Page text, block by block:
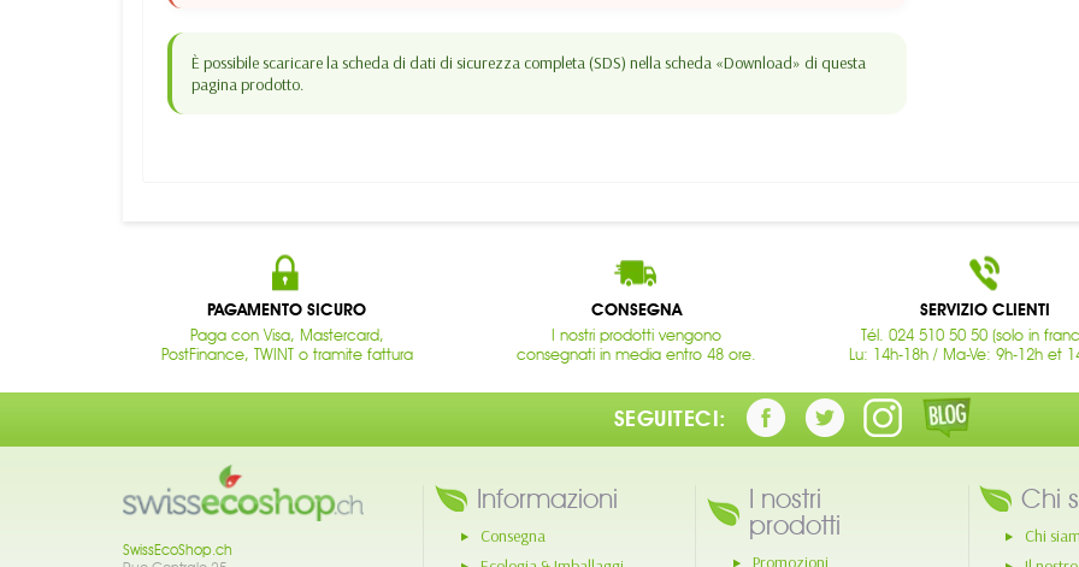
È possibile scaricare la scheda di dati di sicurezza completa (SDS) nella scheda «Download» di questa
pagina prodotto.
PAGAMENTO SICURO
Paga con Visa, Mastercard,
PostFinance, TWINT o tramite fattura
CONSEGNA
I nostri prodotti vengono
consegnati in media entro 48 ore.
SERVIZIO CLIENTI
Tél. 024 510 50 50 (solo in
Lu: 14h-18h / Ma-Ve: 9h-12h et
SEGUITECI:
SwissEcoShop.ch
Informazioni
Consegna
I nostri
prodotti
Promozioni
Chi
Chi